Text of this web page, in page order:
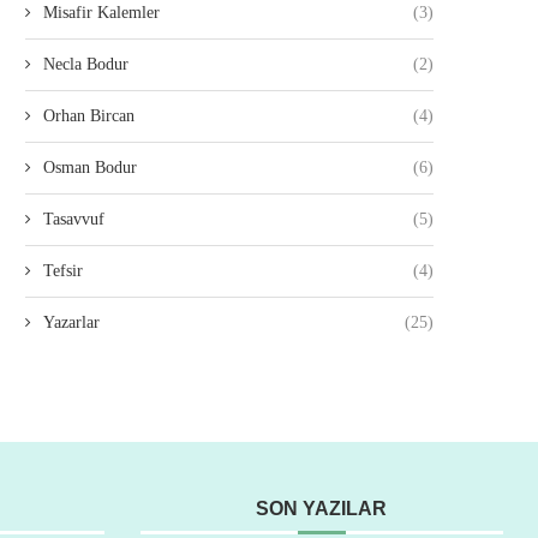
Misafir Kalemler (3)
Necla Bodur (2)
Orhan Bircan (4)
Osman Bodur (6)
Tasavvuf (5)
Tefsir (4)
Yazarlar (25)
SON YAZILAR